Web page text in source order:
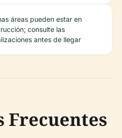
áreas pueden estar en
consulte las
antes de llegar
Frecuentes